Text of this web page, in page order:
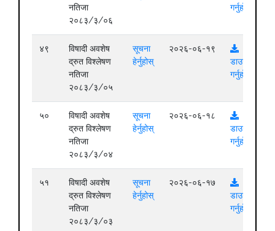
नतिजा
२०८३/३/०६
गर्नुहोस्
४९
विषादी अवशेष
द्रुत विश्लेषण
नतिजा
२०८३/३/०५
सूचना
हेर्नुहोस्
२०२६-०६-१९
डाउनलोड
गर्नुहोस्
५०
विषादी अवशेष
द्रुत विश्लेषण
नतिजा
२०८३/३/०४
सूचना
हेर्नुहोस्
२०२६-०६-१८
डाउनलोड
गर्नुहोस्
५१
विषादी अवशेष
द्रुत विश्लेषण
नतिजा
२०८३/३/०३
सूचना
हेर्नुहोस्
२०२६-०६-१७
डाउनलोड
गर्नुहोस्